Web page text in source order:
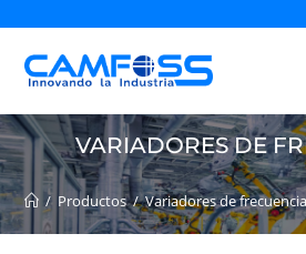
VARIADORES DE
/ Productos / Variadores de